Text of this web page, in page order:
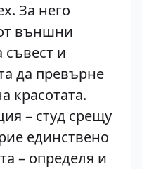
За него
външни
съвест и
да превърне
красотата.
– студ срещу
единствено
– определя и